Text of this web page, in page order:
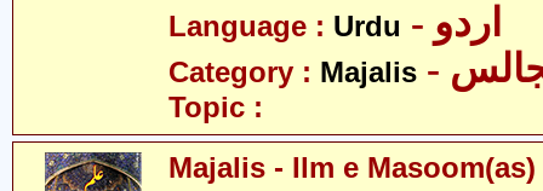
Language : Urdu - اردو
Category : Majalis
Topic :
Majalis - Ilm e Masoom(as)